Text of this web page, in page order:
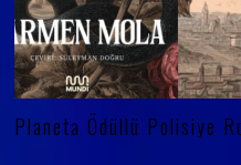
Planeta Ödüllü Polisiye